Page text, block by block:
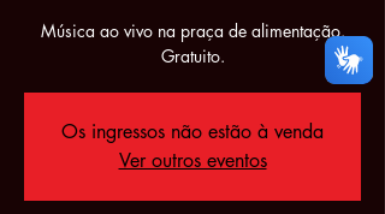
Música ao vivo na praça de alimentação.
Gratuito.
Os ingressos não estão à venda
Ver outros eventos